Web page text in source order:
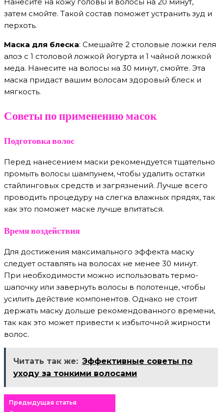
затем смойте. Такой состав поможет устранить зуд и
перхоть.
Маска для блеска: Смешайте 2 столовые ложки геля
алоэ с 1 столовой ложкой йогурта и 1 чайной ложкой
меда. Нанесите на волосы на 30 минут, смойте. Эта
маска придаст вашим волосам здоровый блеск и
мягкость.
Советы по применению масок
Подготовка волос
Перед нанесением маски рекомендуется тщательно
промыть волосы шампунем, чтобы удалить остатки
стайлинговых средств и загрязнений. Лучше всего
проводить процедуру на слегка влажных прядях, так
как это поможет маске лучше впитаться.
Время воздействия
Для достижения максимального эффекта маску
следует оставлять на волосах не менее 30 минут.
При необходимости можно использовать термо-
шапочку или завернуть волосы в полотенце, чтобы
усилить действие компонентов. Однако не стоит
держать маску дольше рекомендованного времени,
так как это может привести к избыточной жирности
волос.
Читать так же: Эффективные советы по
уходу за тонкими волосами
Предыдущая статья